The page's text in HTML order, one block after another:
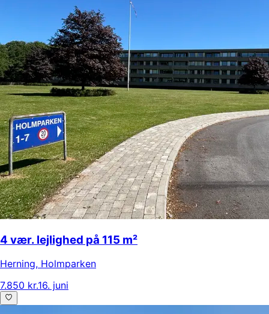
4 vær. lejlighed på 115 m²
Herning, Holmparken
7.850 kr.16. juni